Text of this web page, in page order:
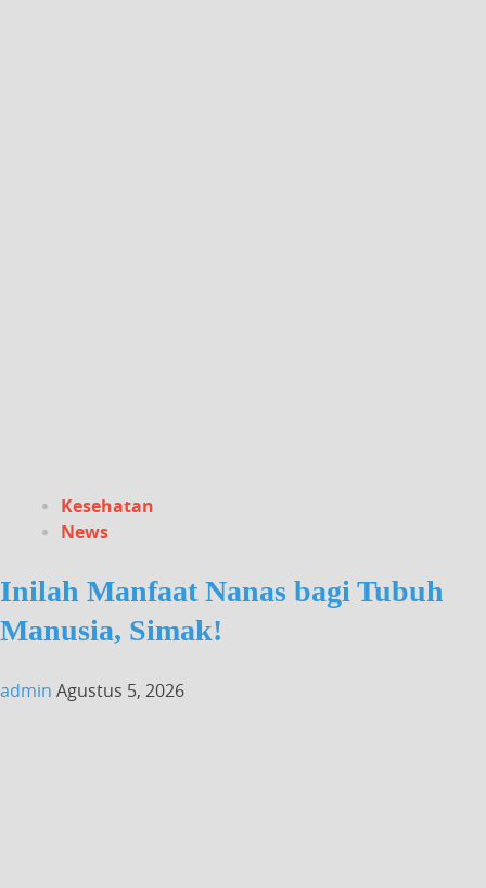
Kesehatan
News
Inilah Manfaat Nanas bagi Tubuh
Manusia, Simak!
admin Agustus 5, 2026